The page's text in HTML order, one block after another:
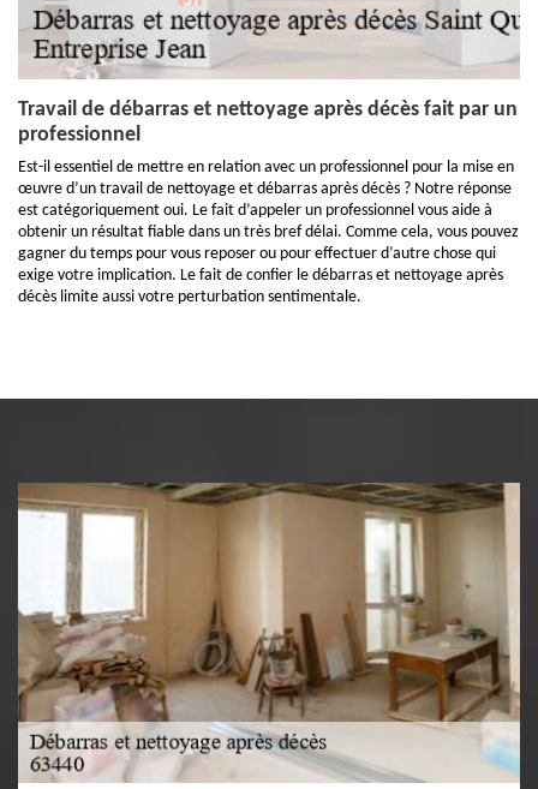
Travail de débarras et nettoyage après décès fait par un
professionnel
Est-il essentiel de mettre en relation avec un professionnel pour la mise en
œuvre d’un travail de nettoyage et débarras après décès ? Notre réponse
est catégoriquement oui. Le fait d’appeler un professionnel vous aide à
obtenir un résultat fiable dans un très bref délai. Comme cela, vous pouvez
gagner du temps pour vous reposer ou pour effectuer d’autre chose qui
exige votre implication. Le fait de confier le débarras et nettoyage après
décès limite aussi votre perturbation sentimentale.